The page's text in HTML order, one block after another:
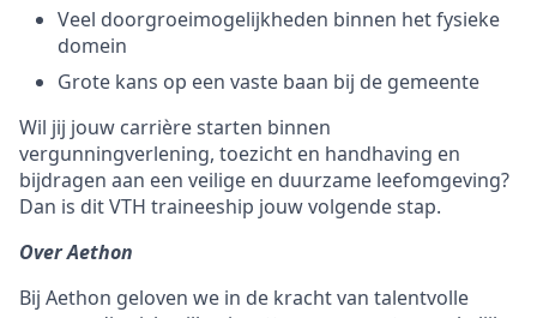
Veel doorgroeimogelijkheden binnen het fysieke
domein
Grote kans op een vaste baan bij de gemeente
Wil jij jouw carrière starten binnen
vergunningverlening, toezicht en handhaving en
bijdragen aan een veilige en duurzame leefomgeving?
Dan is dit VTH traineeship jouw volgende stap.
Over Aethon
Bij Aethon geloven we in de kracht van talentvolle